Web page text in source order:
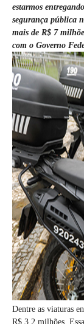
estarmos
segurança pública
mais de R$ 7
com o Governo
Dentre as viaturas
R$ 3,2 milhões.